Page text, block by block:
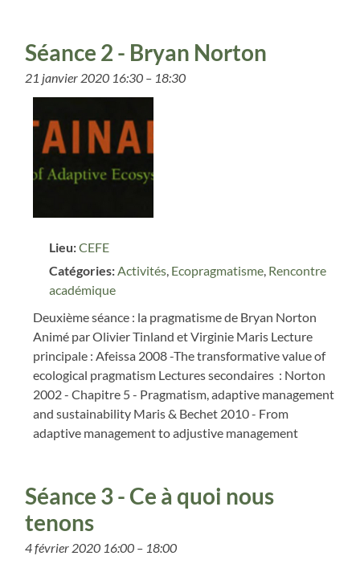
Séance 2 - Bryan Norton
21 janvier 2020 16:30 – 18:30
Lieu:CEFE
Catégories: Activités Ecopragmatisme Rencontre
académique
Deuxième séance : la pragmatisme de Bryan Norton
Animé par Olivier Tinland et Virginie Maris Lecture
principale : Afeissa 2008 -The transformative value of
ecological pragmatism Lectures secondaires : Norton
2002 - Chapitre 5 - Pragmatism, adaptive management
and sustainability Maris & Bechet 2010 - From
adaptive management to adjustive management
Séance 3 - Ce à quoi nous
tenons
4 février 2020 16:00 – 18:00